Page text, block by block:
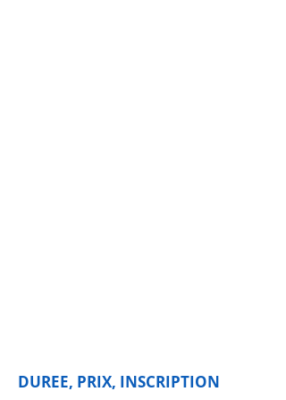
DUREE, PRIX, INSCRIPTION